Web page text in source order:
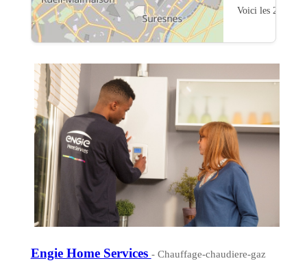
Voici les 20
Engie Home Services - Chauffage-chaudiere-gaz